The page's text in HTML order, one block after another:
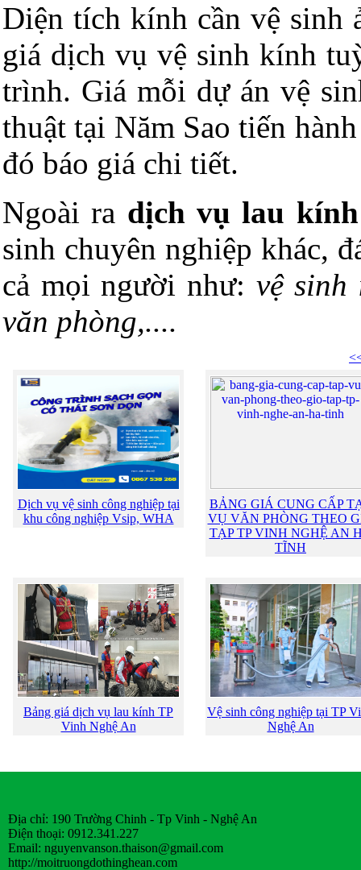
Diện tích kính cần vệ sinh
giá dịch vụ vệ sinh kính
trình. Giá mỗi dự án vệ
thuật tại Năm Sao tiến
đó báo giá chi tiết.
Ngoài ra dịch vụ lau
sinh chuyên nghiệp khác,
cả mọi người như: vệ sinh
văn phòng,....
Dịch vụ vệ sinh công nghiệp tại
khu công nghiệp Vsip, WHA
BẢNG GIÁ CUNG CẤP
VỤ VĂN PHÒNG THEO
TẠP TP VINH NGHỆ AN
TĨNH
Bảng giá dịch vụ lau kính TP
Vinh Nghệ An
Vệ sinh công nghiệp tại TP
Nghệ An
Địa chỉ: 190 Trường Chinh - Tp Vinh - Nghệ An
Điện thoại: 0912.341.227
Email: nguyenvanson.thaison@gmail.com
http://moitruongdothinghean.com